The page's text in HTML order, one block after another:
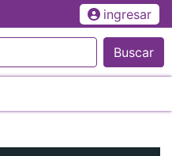
ingresar
Buscar